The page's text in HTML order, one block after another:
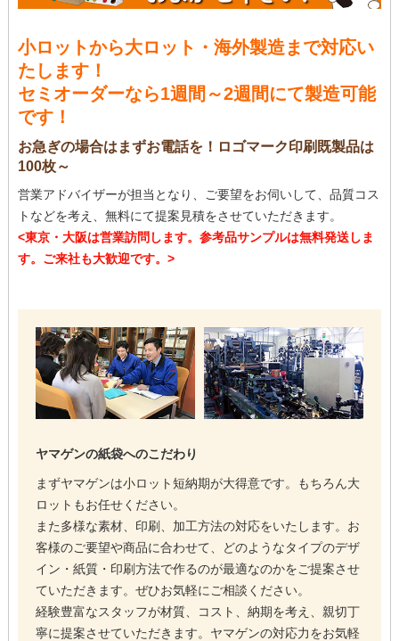
小ロットから大ロット・海外製造まで対応い
たします！
セミオーダーなら1週間～2週間にて製造可能
です！
お急ぎの場合はまずお電話を！ロゴマーク印刷既製品は
100枚～
営業アドバイザーが担当となり、ご要望をお伺いして、品質コス
トなどを考え、無料にて提案見積をさせていただきます。
<東京・大阪は営業訪問します。参考品サンプルは無料発送しま
す。ご来社も大歓迎です。>
ヤマゲンの紙袋へのこだわり
まずヤマゲンは小ロット短納期が大得意です。もちろん大
ロットもお任せください。
また多様な素材、印刷、加工方法の対応をいたします。お
客様のご要望や商品に合わせて、どのようなタイプのデザ
イン・紙質・印刷方法で作るのが最適なのかをご提案させ
ていただきます。ぜひお気軽にご相談ください。
経験豊富なスタッフが材質、コスト、納期を考え、親切丁
寧に提案させていただきます。ヤマゲンの対応力をお気軽